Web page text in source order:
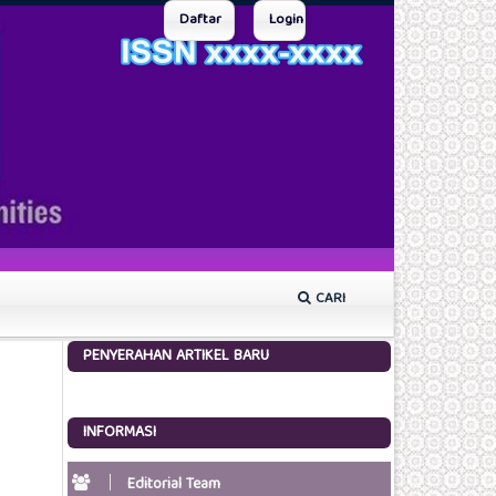
CARI
Daftar Login
PENYERAHAN ARTIKEL BARU
INFORMASI
Editorial Team